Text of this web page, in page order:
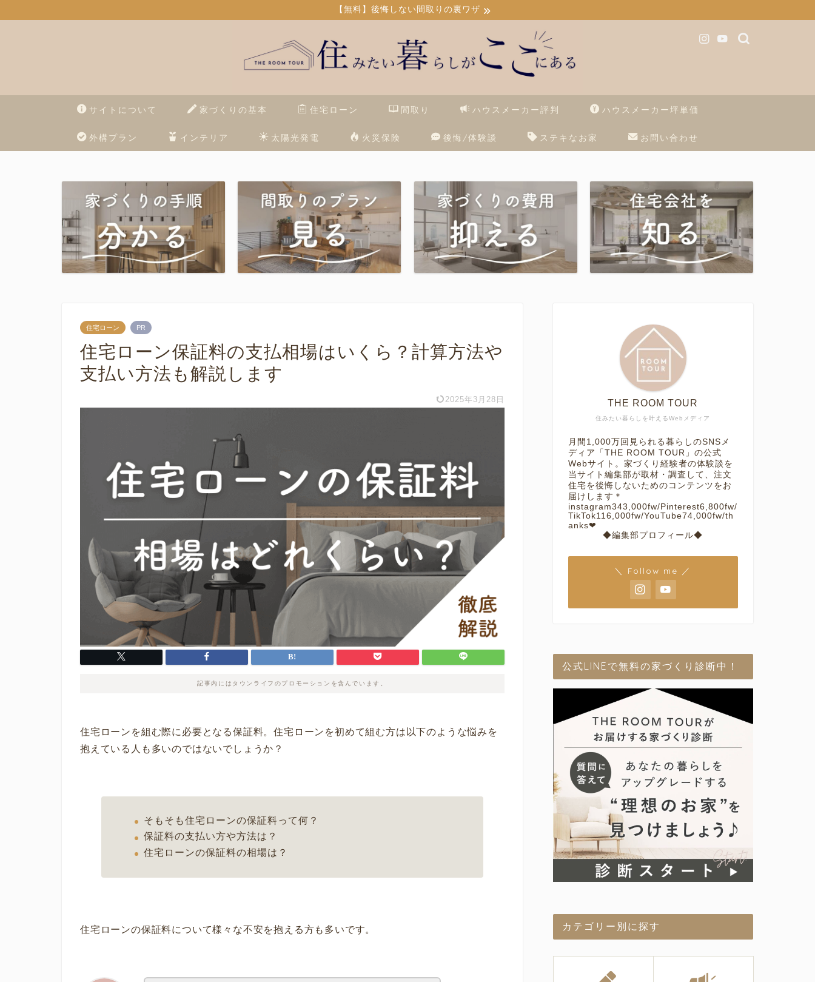
【無料】後悔しない間取りの裏ワザ
サイトについて 家づくりの基本 住宅ローン 間取り ハウスメーカー評判 ハウスメーカー坪単価
外構プラン インテリア 太陽光発電 火災保険 後悔/体験談 ステキなお家 お問い合わせ
住宅ローン PR
住宅ローン保証料の支払相場はいくら？計算方法や
支払い方法も解説します
2025年3月28日
記事内にはタウンライフのプロモーションを含んでいます。
住宅ローンを組む際に必要となる保証料。住宅ローンを初めて組む方は以下のような悩みを
抱えている人も多いのではないでしょうか？
そもそも住宅ローンの保証料って何？
保証料の支払い方や方法は？
住宅ローンの保証料の相場は？
住宅ローンの保証料について様々な不安を抱える方も多いです。
住みたい暮らしを叶えるWebメディア
THE ROOM TOUR
月間1,000万回見られる暮らしのSNSメ
ディア「THE ROOM TOUR」の公式
Webサイト。家づくり経験者の体験談を
当サイト編集部が取材・調査して、注文
住宅を後悔しないためのコンテンツをお
届けします＊
instagram343,000fw/Pinterest6,800fw/
TikTok116,000fw/YouTube74,000fw/th
anks❤︎
◆編集部プロフィール◆
＼ Follow me ／
公式LINEで無料の家づくり診断中！
カテゴリー別に探す